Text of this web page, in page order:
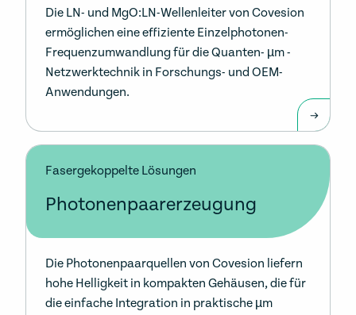
Die LN- und MgO:LN-Wellenleiter von Covesion
ermöglichen eine effiziente Einzelphotonen-
Frequenzumwandlung für die Quanten- µm -
Netzwerktechnik in Forschungs- und OEM-
Anwendungen.
Fasergekoppelte Lösungen
Photonenpaarerzeugung
Die Photonenpaarquellen von Covesion liefern
hohe Helligkeit in kompakten Gehäusen, die für
die einfache Integration in praktische µm